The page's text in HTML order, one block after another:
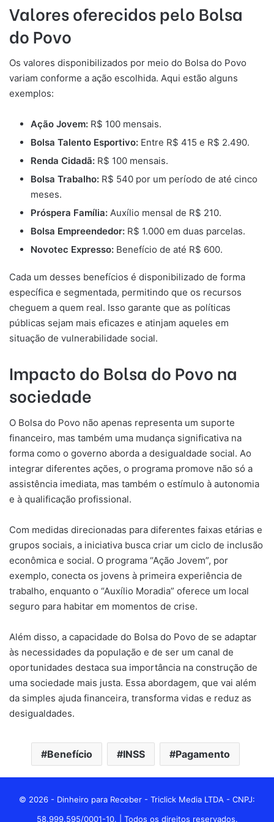
Valores oferecidos pelo Bolsa
do Povo
Os valores disponibilizados por meio do Bolsa do Povo
variam conforme a ação escolhida. Aqui estão alguns
exemplos:
Ação Jovem: R$ 100 mensais.
Bolsa Talento Esportivo: Entre R$ 415 e R$ 2.490.
Renda Cidadã: R$ 100 mensais.
Bolsa Trabalho: R$ 540 por um período de até cinco
meses.
Próspera Família: Auxílio mensal de R$ 210.
Bolsa Empreendedor: R$ 1.000 em duas parcelas.
Novotec Expresso: Benefício de até R$ 600.
Cada um desses benefícios é disponibilizado de forma
específica e segmentada, permitindo que os recursos
cheguem a quem real. Isso garante que as políticas
públicas sejam mais eficazes e atinjam aqueles em
situação de vulnerabilidade social.
Impacto do Bolsa do Povo na
sociedade
O Bolsa do Povo não apenas representa um suporte
financeiro, mas também uma mudança significativa na
forma como o governo aborda a desigualdade social. Ao
integrar diferentes ações, o programa promove não só a
assistência imediata, mas também o estímulo à autonomia
e à qualificação profissional.
Com medidas direcionadas para diferentes faixas etárias e
grupos sociais, a iniciativa busca criar um ciclo de inclusão
econômica e social. O programa “Ação Jovem”, por
exemplo, conecta os jovens à primeira experiência de
trabalho, enquanto o “Auxílio Moradia” oferece um local
seguro para habitar em momentos de crise.
Além disso, a capacidade do Bolsa do Povo de se adaptar
às necessidades da população e de ser um canal de
oportunidades destaca sua importância na construção de
uma sociedade mais justa. Essa abordagem, que vai além
da simples ajuda financeira, transforma vidas e reduz as
desigualdades.
Benefício INSS Pagamento
© 2026 - Dinheiro para Receber - Triclick Media LTDA - CNPJ:
58.999.595/0001-10. | Todos os direitos reservados.